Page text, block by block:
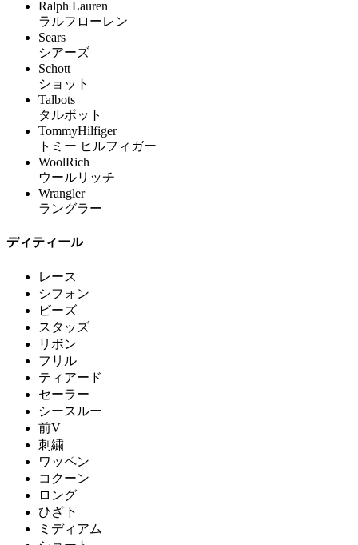
Ralph Lauren
ラルフローレン
Sears
シアーズ
Schott
ショット
Talbots
タルボット
TommyHilfiger
トミー ヒルフィガー
WoolRich
ウールリッチ
Wrangler
ラングラー
ディティール
レース
シフォン
ビーズ
スタッズ
リボン
フリル
ティアード
セーラー
シースルー
前V
刺繍
ワッペン
コクーン
ロング
ひざ下
ミディアム